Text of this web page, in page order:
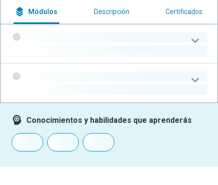
Módulos Descripción Certificados
Conocimientos y habilidades que aprenderás